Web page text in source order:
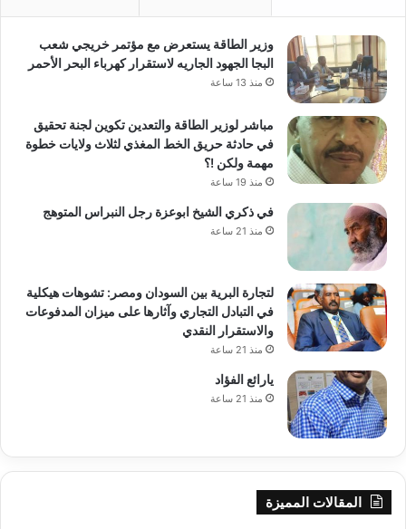
وزير الطاقة يستعرض مع مؤتمر خريجي شعب
البجا الجهود الجاريه لاستقرار كهرباء البحر الأحمر
منذ 13 ساعة
مباشر لوزير الطاقة والتعدين تكوين لجنة تحقيق
في حادثة حريق الخط المغذي لثلاث ولايات خطوة
مهمة ولكن !؟
منذ 19 ساعة
في ذكري الشيخ ابوعزة رجل النبراس المتوهج
منذ 21 ساعة
لتجارة البرية بين السودان ومصر: تشوهات هيكلية
في التبادل التجاري وآثارها على ميزان المدفوعات
والاستقرار النقدي
منذ 21 ساعة
يارائع الفؤاد
منذ 21 ساعة
المقالات المميزة